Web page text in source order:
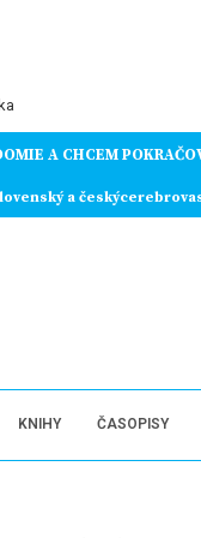
A CHCEM
a
KNIHY ČASOPISY